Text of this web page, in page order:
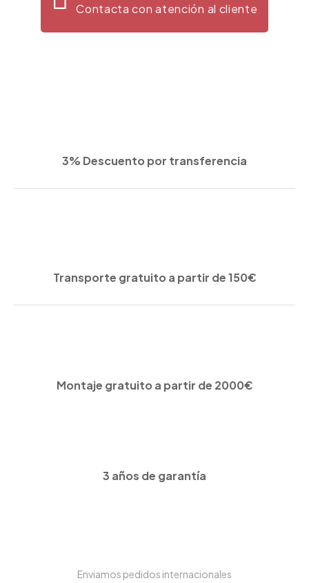
Contacta con atención al cliente
3% Descuento por transferencia
Transporte gratuito a partir de 150€
Montaje gratuito a partir de 2000€
3 años de garantía
Enviamos pedidos internacionales